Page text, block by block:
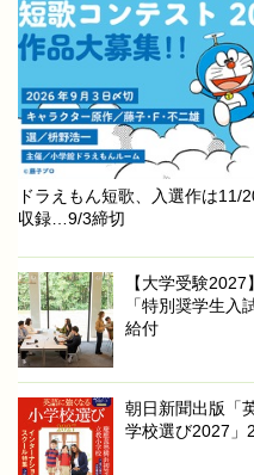
ドラえもん短歌、入選作は11/
収録…9/3締切
【大学受験
「特別奨学生入
給付
朝日新聞出版「
学校選び2027」